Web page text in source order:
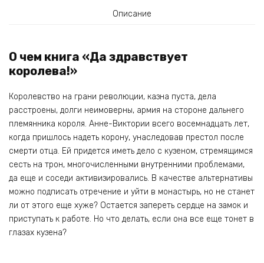
Описание
О чем книга «Да здравствует
королева!»
Королевство на грани революции, казна пуста, дела
расстроены, долги неимоверны, армия на стороне дальнего
племянника короля. Анне-Виктории всего восемнадцать лет,
когда пришлось надеть корону, унаследовав престол после
смерти отца. Ей придется иметь дело с кузеном, стремящимся
сесть на трон, многочисленными внутренними проблемами,
да еще и соседи активизировались. В качестве альтернативы
можно подписать отречение и уйти в монастырь, но не станет
ли от этого еще хуже? Остается запереть сердце на замок и
приступать к работе. Но что делать, если она все еще тонет в
глазах кузена?